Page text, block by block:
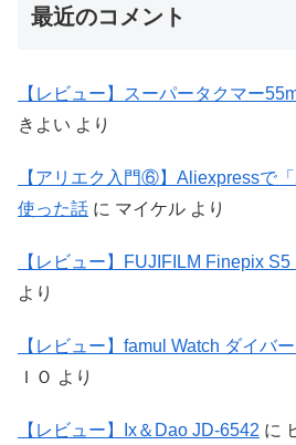
最近のコメント
【レビュー】スーパータクマー
きよい より
【アリエク入門⑥】Aliexpressで
使った話 に マイケル より
【レビュー】FUJIFILM Finepix
より
【レビュー】famul Watch ダイバ
ＩＯ より
【レビュー】Ix＆Dao JD-6542 に